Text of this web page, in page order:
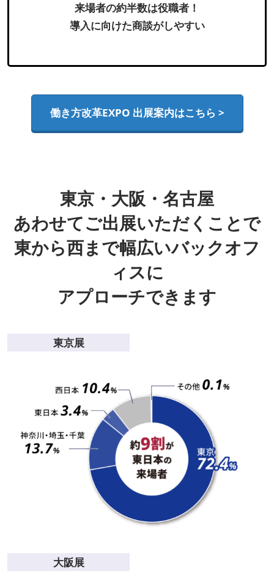
来場者の約半数は役職者！
導入に向けた商談がしやすい
働き方改革EXPO 出展案内はこちら >
東京・大阪・名古屋
あわせてご出展いただくことで
東から西まで幅広いバックオフ
ィスに
アプローチできます
東京展
大阪展